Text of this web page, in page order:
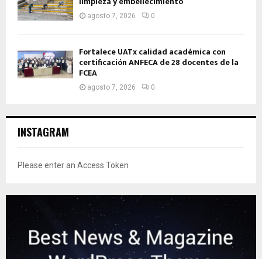
agosto 7, 2026 0
Fortalece UATx calidad académica con
certificación ANFECA de 28 docentes de la
FCEA
agosto 7, 2026 0
INSTAGRAM
Please enter an Access Token